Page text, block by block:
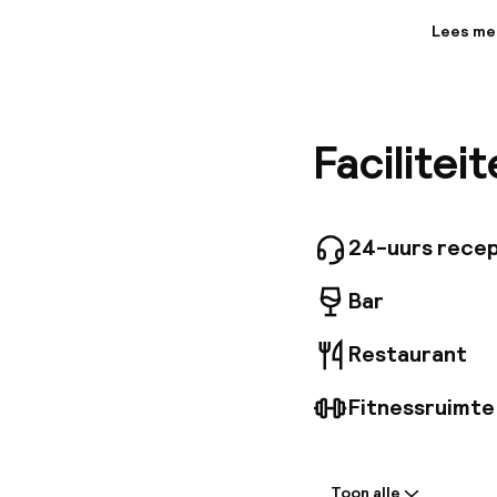
ruim en
tegen
Lees
24-uurs
Bar
Restaurant
Toon alle